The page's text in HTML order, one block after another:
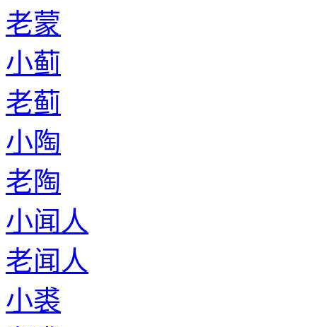
老蒙
小蓟
老蓟
小陶
老陶
小闻人
老闻人
小裘